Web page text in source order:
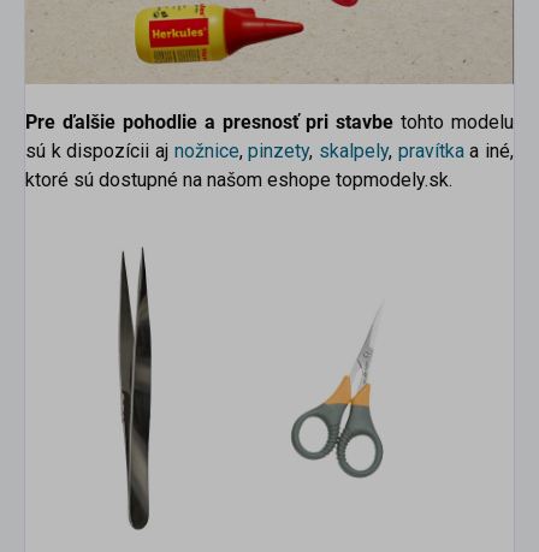
Pre ďalšie pohodlie a presnosť pri stavbe tohto modelu
sú k dispozícii aj nožnice,pinzety, skalpely, pravítkaa iné,
ktoré sú dostupné na našom eshope topmodely.sk.